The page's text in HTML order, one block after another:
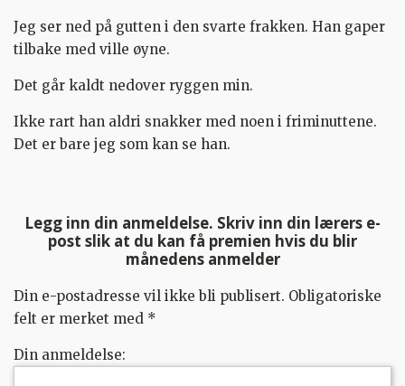
Jeg ser ned på gutten i den svarte frakken. Han gaper
tilbake med ville øyne.
Det går kaldt nedover ryggen min.
Ikke rart han aldri snakker med noen i friminuttene.
Det er bare jeg som kan se han.
Legg inn din anmeldelse. Skriv inn din lærers e-
post slik at du kan få premien hvis du blir
månedens anmelder
Din e-postadresse vil ikke bli publisert. Obligatoriske
felt er merket med *
Din anmeldelse: